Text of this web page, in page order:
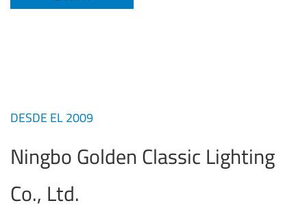
DESDE EL 2009
Ningbo Golden Classic Lighting
Co., Ltd.